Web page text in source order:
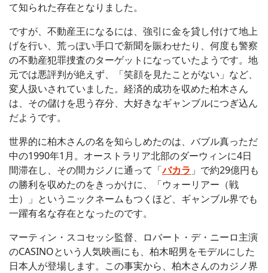
て知られた存在となりました。
ですが、不動産王になるには、強引に金を貸し付けて地上
げを行い、荒っぽい手口で新聞を賑わせたり、何度も警察
の不動産犯罪捜査のターゲットになっていたようです。地
元では悪評判が絶えず、「笑顔を見たことがない」など、
変人扱いされていました。経済的成功を収めた柏木さん
は、その儲けを思う存分、大好きなギャンブルにつぎ込ん
だようです。
世界的に柏木さんの名を知らしめたのは、バブル真っただ
中の1990年1月。オーストラリア北部のダーウィンに4日
間滞在し、その間カジノに通って「バカラ 」で約29億円も
の勝利を収めたのをきっかけに、「ウォーリアー（戦
士）」というニックネームもつくほど、ギャンブル界でも
一躍有名な存在となったのです。
マーティン・スコセッシ監督、ロバート・デ・ニーロ主演
のCASINOという人気映画にも、柏木昭男をモデルにした
日本人が登場します。この事実から、柏木さんのカジノ界